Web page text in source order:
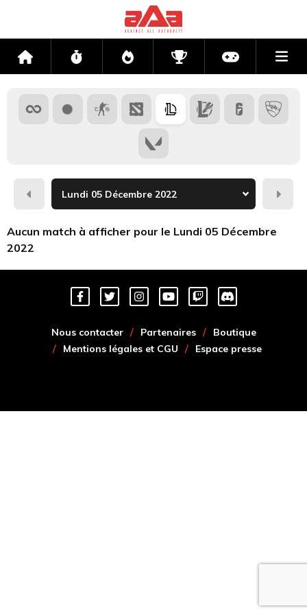
Accueil Flux Directs CompétitionsActu jeux
Hier
Aucun match à afficher pour le Lundi 05 Décembre
2022
Nous contacter Partenaires
Boutique
Mentions légales et CGU
Espace presse